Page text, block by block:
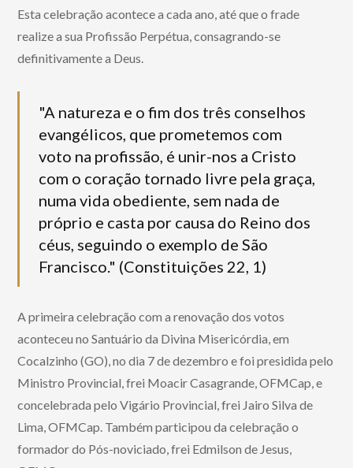
Esta celebração acontece a cada ano, até que o frade
realize a sua Profissão Perpétua, consagrando-se
definitivamente a Deus.
"A natureza e o fim dos três conselhos
evangélicos, que prometemos com
voto na profissão, é unir-nos a Cristo
com o coração tornado livre pela graça,
numa vida obediente, sem nada de
próprio e casta por causa do Reino dos
céus, seguindo o exemplo de São
Francisco." (Constituições 22, 1)
A primeira celebração com a renovação dos votos
aconteceu no Santuário da Divina Misericórdia, em
Cocalzinho (GO), no dia 7 de dezembro e foi presidida pelo
Ministro Provincial, frei Moacir Casagrande, OFMCap, e
concelebrada pelo Vigário Provincial, frei Jairo Silva de
Lima, OFMCap. Também participou da celebração o
formador do Pós-noviciado, frei Edmilson de Jesus,